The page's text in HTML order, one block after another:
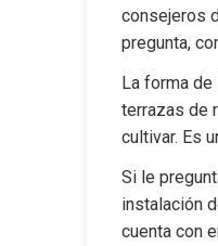
consejeros
pregunta,
La forma de
terrazas de
cultivar. Es
Si le
instalación
cuenta con